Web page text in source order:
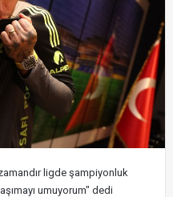
ligde şampiyonluk
umuyorum" dedi